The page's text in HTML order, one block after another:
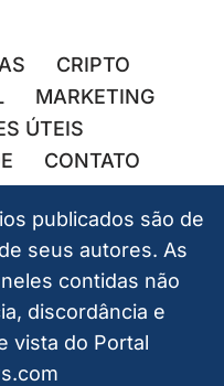
CRIPTO
MARKETING
ÚTEIS
CONTATO
publicados são de
seus autores. As
contidas não
discordância e
vista do Portal